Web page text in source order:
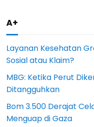
A+
Layanan Kesehatan
Sosial atau Klaim?
MBG: Ketika Perut
Ditangguhkan
Bom 3.500 Derajat
Menguap di Gaza